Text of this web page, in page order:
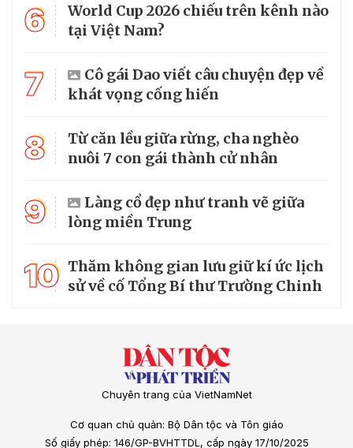
6
World Cup 2026 chiếu trên kênh nào
tại Việt Nam?
7
Cô gái Dao viết câu chuyện đẹp về
khát vọng cống hiến
8
Từ căn lều giữa rừng, cha nghèo
nuôi 7 con gái thành cử nhân
9
Làng cổ đẹp như tranh vẽ giữa
lòng miền Trung
10 Thăm không gian lưu giữ kí ức lịch
sử về cố Tổng Bí thư Trường Chinh
Chuyên trang của VietNamNet
Cơ quan chủ quản: Bộ Dân tộc và Tôn giáo
Số giấy phép: 146/GP-BVHTTDL, cấp ngày 17/10/2025